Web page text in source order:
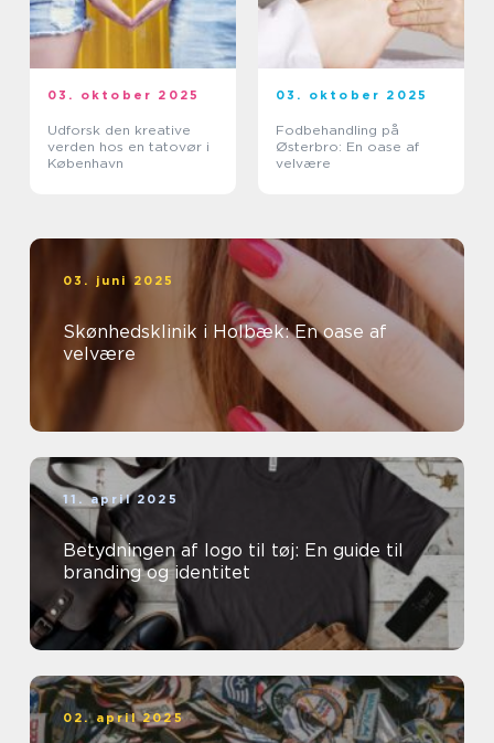
03. oktober 2025
Udforsk den kreative
verden hos en tatovør i
København
03. oktober 2025
Fodbehandling på
Østerbro: En oase af
velvære
03. juni 2025
Skønhedsklinik i Holbæk: En oase af
velvære
11. april 2025
Betydningen af logo til tøj: En guide til
branding og identitet
02. april 2025